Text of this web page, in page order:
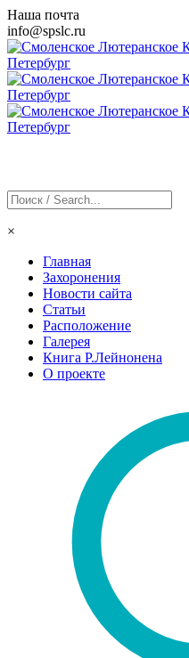
Наша почта
info@spslc.ru
×
Главная
Захоронения
Новости сайта
Статьи
Расположение
Галерея
Книга Р.Лейнонена
О проекте